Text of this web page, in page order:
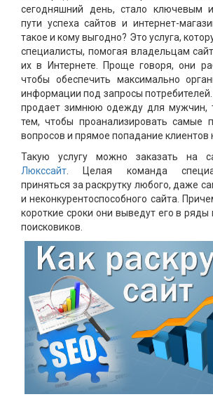
сегодняшний день, стало ключевым
пути успеха сайтов и интернет-
такое и кому выгодно? Это услуга,
специалисты, помогая владельцам
их в Интернете. Проще говоря, они
чтобы обеспечить максимально
информации под запросы
продает зимнюю одежду для мужчин,
тем, чтобы проанализировать самые
вопросов и прямое попадание клиентов
Такую услугу можно заказать на
Люкссайт . Целая команда
приняться за раскрутку любого, даже
и неконкурентоспособного сайта.
короткие сроки они выведут его в
поисковиков.